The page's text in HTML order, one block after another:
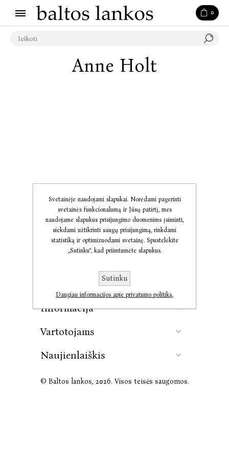
0
Anne Holt
Informacija
Vartotojams
Naujienlaiškis
© Baltos lankos, 2026. Visos teisės saugomos.
Svetainėje naudojami slapukai. Norėdami pagerinti
svetainės funkcionalumą ir Jūsų patirtį, mes
naudojame slapukus prisijungimo duomenims įsiminti,
siekdami užtikrinti saugų prisijungimą, rinkdami
statistiką ir optimizuodami svetainę. Spustelėkite
„Sutinku“, kad priimtumėte slapukus.
Sutinku
Daugiau informacijos apie privatumo politiką.